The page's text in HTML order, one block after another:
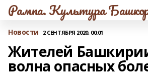
Рампа. Культура
Новости 2 СЕНТЯБРЯ 2020, 00:01
Жителей
волна опасных